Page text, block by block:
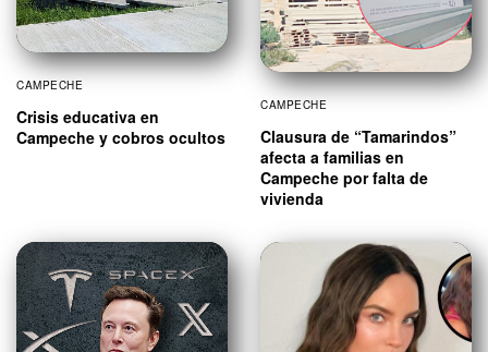
CAMPECHE
Crisis educativa en
Campeche y cobros ocultos
CAMPECHE
Clausura de “Tamarindos”
afecta a familias en
Campeche por falta de
vivienda